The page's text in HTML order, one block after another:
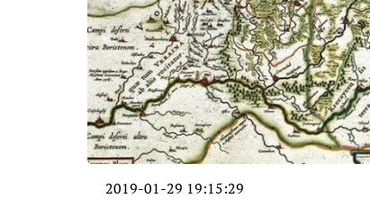
2019-01-29 19:15:29